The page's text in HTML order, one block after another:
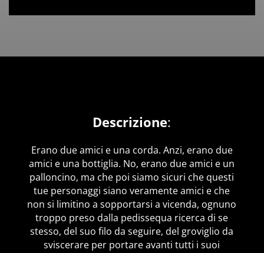
Descrizione:
Erano due amici e una corda. Anzi, erano due
amici e una bottiglia. No, erano due amici e un
palloncino, ma che poi siamo sicuri che questi
tue personaggi siano veramente amici e che
non si limitino a sopportarsi a vicenda, ognuno
troppo preso dalla pedissequa ricerca di se
stesso, del suo filo da seguire, del groviglio da
sviscerare per portare avanti tutti i suoi